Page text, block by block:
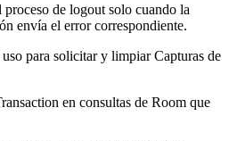
de logout solo cuando la
envía el error correspondiente.
para solicitar y limpiar Capturas de
en consultas de Room que